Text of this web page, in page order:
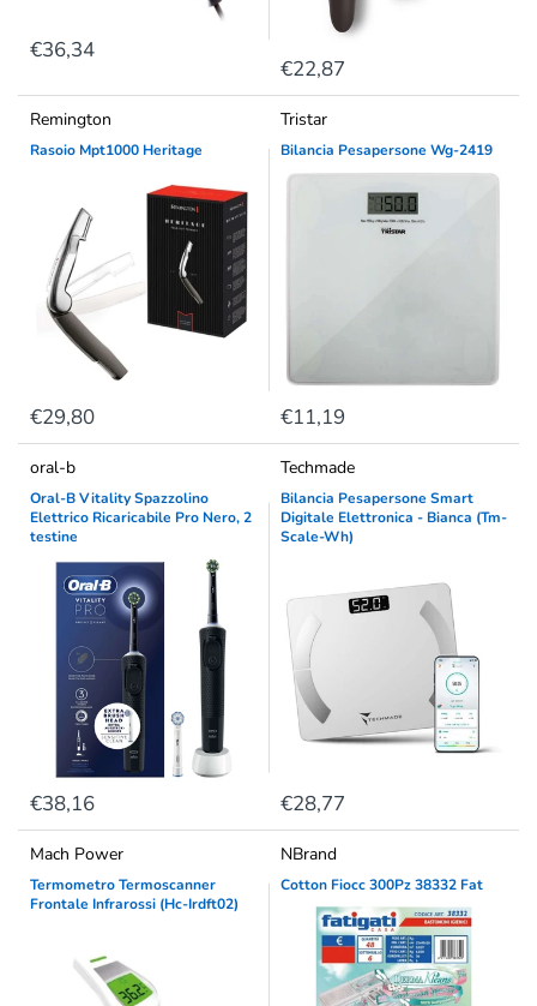
€36,34
€22,87
Remington
Rasoio Mpt1000 Heritage
€29,80
Tristar
Bilancia Pesapersone Wg-2419
€11,19
oral-b
Oral-B Vitality Spazzolino
Elettrico Ricaricabile Pro Nero, 2
testine
€38,16
Techmade
Bilancia Pesapersone Smart
Digitale Elettronica - Bianca (Tm-
Scale-Wh)
€28,77
Mach Power
Termometro Termoscanner
Frontale Infrarossi (Hc-Irdft02)
NBrand
Cotton Fiocc 300Pz 38332 Fat